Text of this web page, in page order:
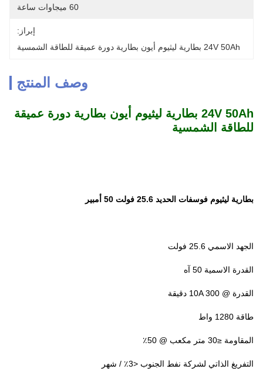
60 ميجاوات ساعة
إبراز:
24V 50Ah بطارية ليثيوم أيون بطارية دورة عميقة للطاقة الشمسية
وصف المنتج
24V 50Ah بطارية ليثيوم أيون بطارية دورة عميقة
للطاقة الشمسية
بطارية ليثيوم فوسفات الحديد 25.6 فولت 50 أمبير
الجهد الاسمي 25.6 فولت
القدرة الاسمية 50 آه
القدرة @ 10A 300 دقيقة
طاقة 1280 واط
المقاومة ≤30 متر مكعب @ 50٪
التفريغ الذاتي لشركة نفط الجنوب <3٪ / شهر